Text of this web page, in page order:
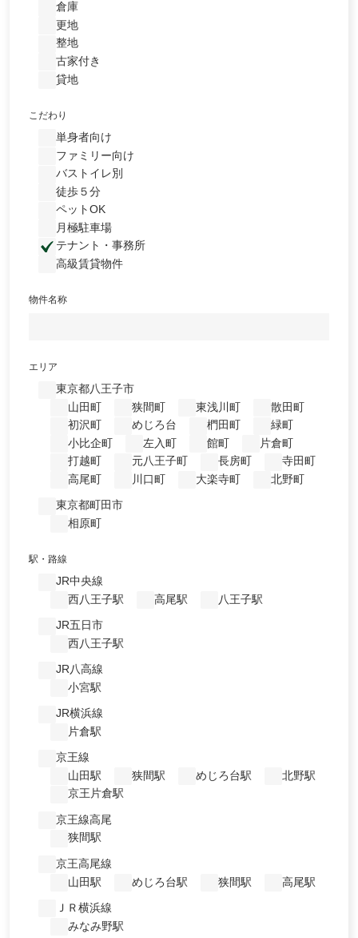
倉庫
更地
整地
古家付き
貸地
こだわり
単身者向け
ファミリー向け
バストイレ別
徒歩５分
ペットOK
月極駐車場
テナント・事務所
高級賃貸物件
物件名称
エリア
東京都八王子市
山田町
狭間町 東浅川町
散田町
初沢町
めじろ台 椚田町
緑町
小比企町
左入町 館町
片倉町
打越町
元八王子町 長房町
寺田町
高尾町
川口町 大楽寺町 北野町
東京都町田市
相原町
駅・路線
JR中央線
西八王子駅
高尾駅 八王子駅
JR五日市
西八王子駅
JR八高線
小宮駅
JR横浜線
片倉駅
京王線
山田駅
狭間駅 めじろ台駅
北野駅
京王片倉駅
京王線高尾
狭間駅
京王高尾線
山田駅
めじろ台駅 狭間駅 高尾駅
ＪＲ横浜線
みなみ野駅